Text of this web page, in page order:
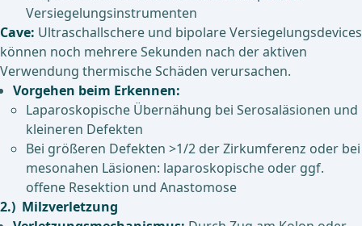
Versiegelungsinstrumenten
Cave: Ultraschallschere und bipolare Versiegelungsdevices
können noch mehrere Sekunden nach der aktiven
Verwendung thermische Schäden verursachen.
Vorgehen beim Erkennen:
Laparoskopische Übernähung bei Serosaläsionen und
kleineren Defekten
Bei größeren Defekten >1/2 der Zirkumferenz oder bei
mesonahen Läsionen: laparoskopische oder ggf.
offene Resektion und Anastomose
2.) Milzverletzung